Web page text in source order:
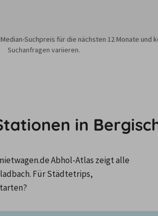
Suchpreis für die nächsten 12 Monate und
Suchanfragen variieren.
in
Abhol-Atlas zeigt alle
Für Städtetrips,